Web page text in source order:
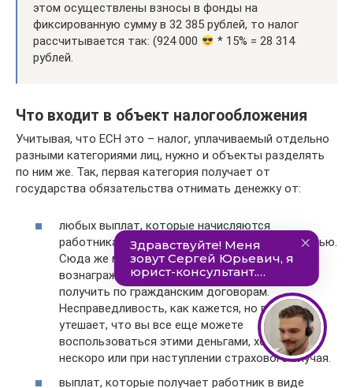
этом осуществлены взносы в фонды на
фиксированную сумму в 32 385 рублей, то налог
рассчитывается так: (924 000
* 15% = 28 314
рублей.
Что входит в объект налогообложения
Учитывая, что ЕСН это – налог, уплачиваемый отдельно
разными категориями лиц, нужно и объекты разделять
по ним же. Так, первая категория получает от
государства обязательства отнимать денежку от:
любых выплат, которые начисляются
работникам в связи с их рабочей деятельностью.
Сюда же может относиться даже
вознаграждения, которые работники должны
получить по гражданским договорам.
Несправедливость, как кажется, но пусть вас
утешает, что вы все еще можете
воспользоваться этими деньгами, хоть и
нескоро или при наступлении страхового случая.
выплат, которые получает работник в виде